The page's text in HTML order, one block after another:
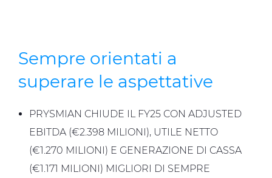
Sempre orientati a
superare le aspettative
PRYSMIAN CHIUDE IL FY25 CON ADJUSTED
EBITDA (€2.398 MILIONI), UTILE NETTO
(€1.270 MILIONI) E GENERAZIONE DI CASSA
(€1.171 MILIONI) MIGLIORI DI SEMPRE